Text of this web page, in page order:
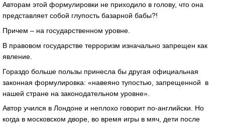
Авторам этой формулировки не приходило в голову, что она
представляет собой глупость базарной бабы?!
Причем – на государственном уровне.
В правовом государстве терроризм изначально запрещен как
явление.
Гораздо больше пользы принесла бы другая официальная
законная формулировка: «навеяно тупостью, запрещенной в
нашей стране на законодательном уровне».
Автор учился в Лондоне и неплохо говорит по-английски. Но
когда в московском дворе, во время игры в мяч, дети после